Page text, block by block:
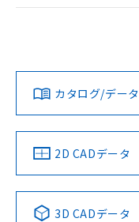
タイムチャート
上、n: 24mm以上
検出領域
ダウンロードデータを
みください。
ソフトウェアの使用条件
EU RoHS 注意事
対応済み
中国 RoHS 注意事
LR型式承認
（イギリス
船舶規格）
（
No No
カタログ/デー
2D CADデータ
3D CADデータ